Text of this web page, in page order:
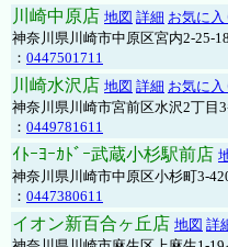
川崎中原店 地図 詳細 お気に
神奈川県川崎市中原区宮内2-25-18
： 0447501711
川崎水沢店 地図 詳細 お気に
神奈川県川崎市宮前区水沢2丁目
： 0449781611
ｲﾄｰﾖｰｶﾄﾞｰ武蔵小杉駅前店
神奈川県川崎市中原区小杉町3-
： 0447380611
イオン新百合ヶ丘店 地図 詳